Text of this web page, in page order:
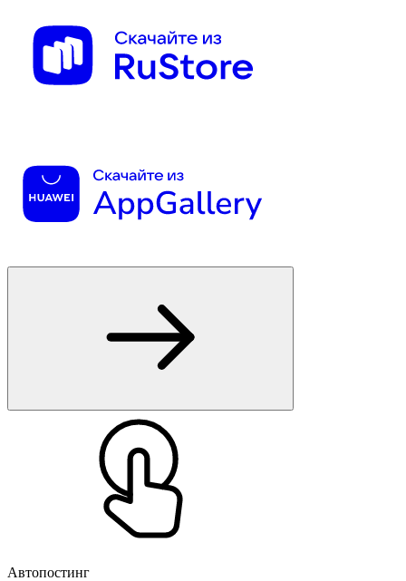
Автопостинг